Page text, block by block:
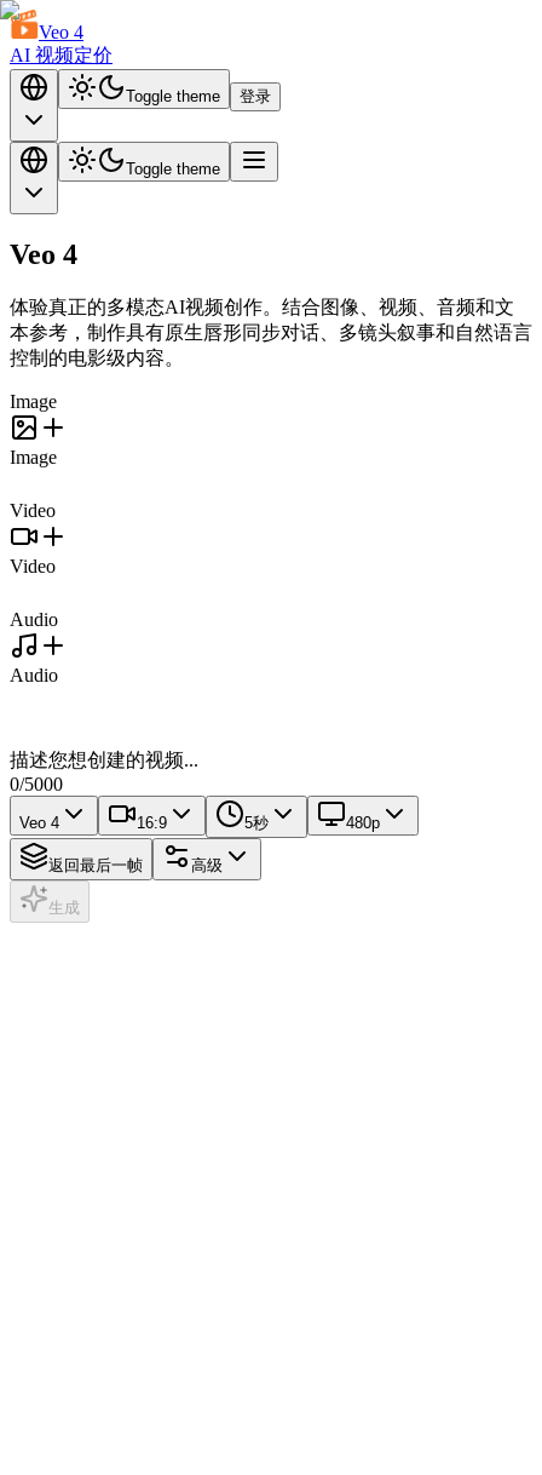
Veo 4
AI 视频定价
Toggle theme 登录
Toggle theme
Veo 4
体验真正的多模态AI视频创作。结合图像、视频、音频和文
本参考，制作具有原生唇形同步对话、多镜头叙事和自然语言
控制的电影级内容。
Image
Image
Video
Video
Audio
Audio
描述您想创建的视频...
0/5000
Veo 4 16:9 5秒 480p
返回最后一帧 高级
生成